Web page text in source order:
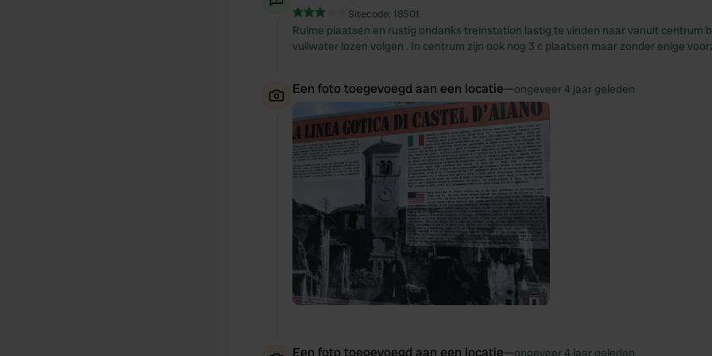
Sitecode: 18501
Ruime plaatsen en rustig ondanks treinstation lastig te vinden naar vanuit centrum
vuilwater lozen volgen . In centrum zijn ook nog 3 c plaatsen maar zonder enige
Een foto toegevoegd aan een locatie—ongeveer 4 jaar geleden
Een foto toegevoegd aan een locatie—ongeveer 4 jaar geleden